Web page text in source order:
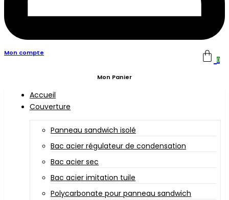
Mon compte
0
Mon Panier
Accueil
Couverture
Panneau sandwich isolé
Bac acier régulateur de condensation
Bac acier sec
Bac acier imitation tuile
Polycarbonate pour panneau sandwich